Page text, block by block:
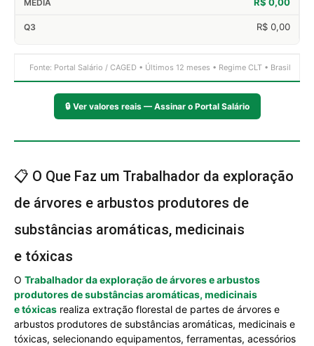
R$ 0,00
Fonte: Portal Salário / CAGED • Últimos 12 meses • Regime CLT • Brasil
🔒 Ver valores reais — Assinar o Portal Salário
📋 O Que Faz um Trabalhador da exploração
de árvores e arbustos produtores de
substâncias aromáticas, medicinais
e tóxicas
O Trabalhador da exploração de árvores e arbustos
produtores de substâncias aromáticas, medicinais
e tóxicas realiza extração florestal de partes de árvores e
arbustos produtores de substâncias aromáticas, medicinais e
tóxicas, selecionando equipamentos, ferramentas, acessórios